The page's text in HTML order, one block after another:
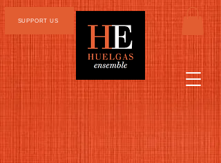
SUPPORT US